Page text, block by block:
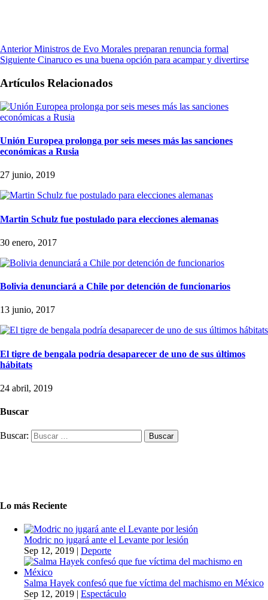
Anterior Ministros de Evo Morales preparan renuncia formal
Siguiente Cinaruco es una buena opción para acampar y divertirse
Artículos Relacionados
Unión Europea prolonga por seis meses más las sanciones
económicas a Rusia
27 junio, 2019
Martin Schulz fue postulado para elecciones alemanas
30 enero, 2017
Bolivia denunciará a Chile por detención de funcionarios
13 junio, 2017
El tigre de bengala podría desaparecer de uno de sus últimos
hábitats
24 abril, 2019
Buscar
Buscar:
Lo más Reciente
Modric no jugará ante el Levante por lesión
Sep 12, 2019 | Deporte
Salma Hayek confesó que fue víctima del machismo en México
Sep 12, 2019 | Espectáculo